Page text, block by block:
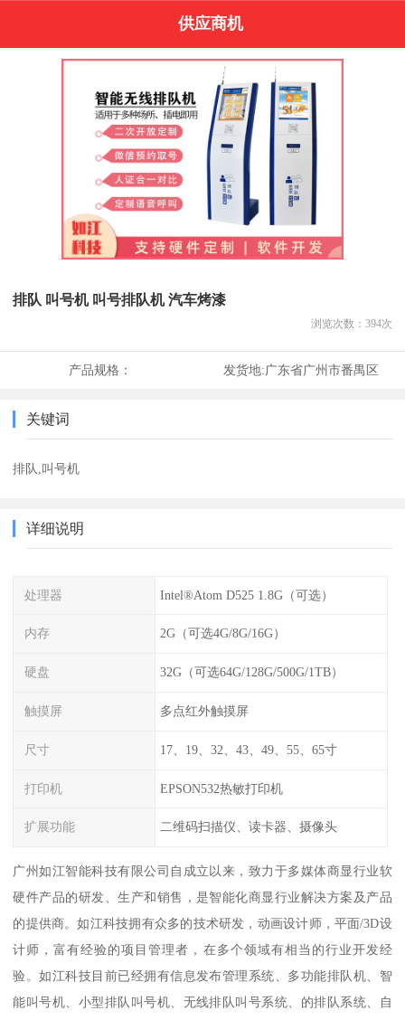
供应商机
排队 叫号机 叫号排队机 汽车烤漆
浏览次数： 394次
产品规格： 发货地:广东省广州市番禺区
关键词
排队,叫号机
详细说明
处理器 Intel®Atom D525 1.8G（可选）
内存 2G（可选4G/8G/16G）
硬盘 32G（可选64G/128G/500G/1TB）
触摸屏 多点红外触摸屏
尺寸 17、19、32、43、49、55、65寸
打印机 EPSON532热敏打印机
扩展功能 二维码扫描仪、读卡器、摄像头
广州如江智能科技有限公司自成立以来，致力于多媒体商显行业软
硬件产品的研发、生产和销售，是智能化商显行业解决方案及产品
的提供商。如江科技拥有众多的技术研发，动画设计师，平面/3D设
计师，富有经验的项目管理者，在多个领域有相当的行业开发经
验。如江科技目前已经拥有信息发布管理系统、多功能排队机、智
能叫号机、小型排队叫号机、无线排队叫号系统、的排队系统、自